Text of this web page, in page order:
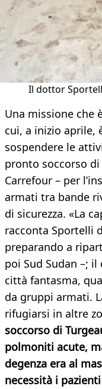
Il dottor
Una missione che
cui, a inizio aprile,
sospendere le
pronto soccorso di
Carrefour – per
armati tra bande
di sicurezza. «La
racconta Sportelli
preparando a
poi Sud Sudan –;
città fantasma,
da gruppi armati.
rifugiarsi in altre
soccorso di
polmoniti acute,
degenza era al
necessità i